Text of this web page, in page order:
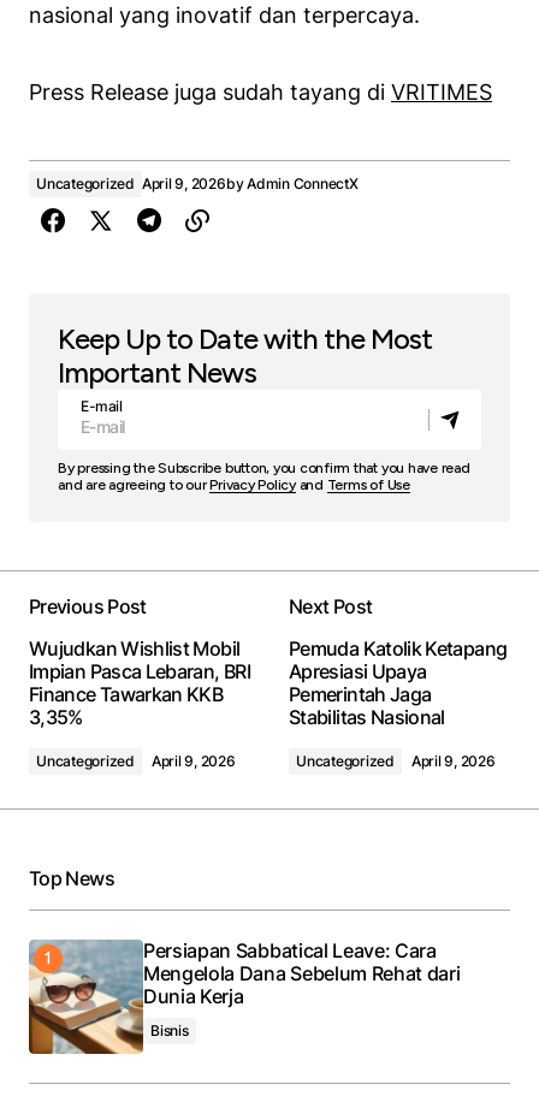
nasional yang inovatif dan terpercaya.
Press Release juga sudah tayang di VRITIMES
Uncategorized April 9, 2026byAdmin ConnectX
Keep Up to Date with the Most
Important News
E-mail
By pressing the Subscribe button, you confirm that you have read
and are agreeing to ourPrivacy Policyand Terms of Use
Previous Post
Wujudkan Wishlist Mobil
Impian Pasca Lebaran, BRI
Finance Tawarkan KKB
3,35%
Uncategorized April 9, 2026
Next Post
Pemuda Katolik Ketapang
Apresiasi Upaya
Pemerintah Jaga
Stabilitas Nasional
Uncategorized April 9, 2026
Top News
Persiapan Sabbatical Leave: Cara
Mengelola Dana Sebelum Rehat dari
Dunia Kerja
Bisnis